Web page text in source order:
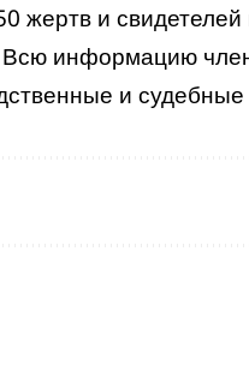
жертв и
информацию
и